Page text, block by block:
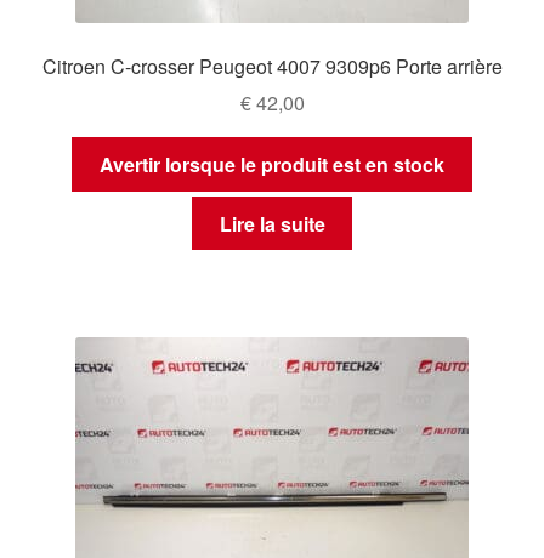
Citroen C-crosser Peugeot 4007 9309p6 Porte arrière
€42,00
Avertir lorsque le produit est en stock
Lire la suite